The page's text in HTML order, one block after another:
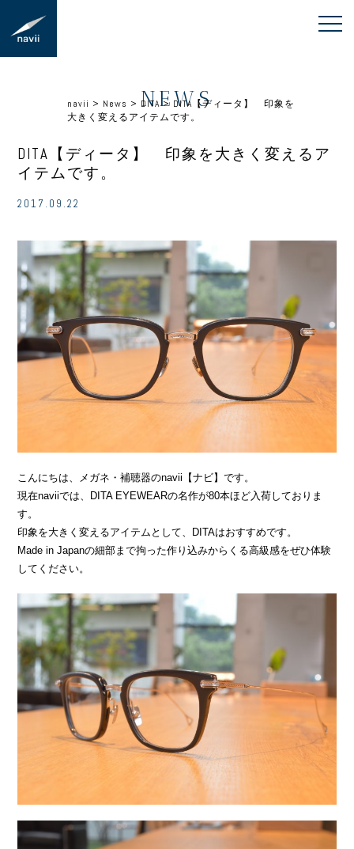
navii > News > DITA> DITA【ディータ】 印象を
大きく変えるアイテムです。
NEWS
DITA【ディータ】 印象を大きく変えるア
イテムです。
2017.09.22
こんにちは、メガネ・補聴器のnavii【ナビ】です。
現在naviiでは、DITA EYEWEARの名作が80本ほど入荷しておりま
す。
印象を大きく変えるアイテムとして、DITAはおすすめです。
Made in Japanの細部まで拘った作り込みからくる高級感をぜひ体験
してください。